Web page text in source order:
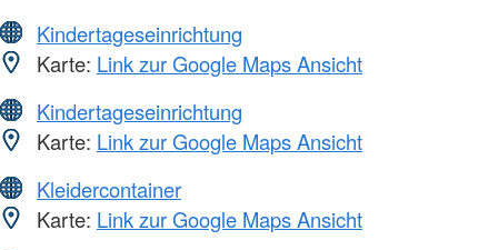
Kindertageseinrichtung
Karte: Link zur Google Maps Ansicht
Kindertageseinrichtung
Karte: Link zur Google Maps Ansicht
Kleidercontainer
Karte: Link zur Google Maps Ansicht